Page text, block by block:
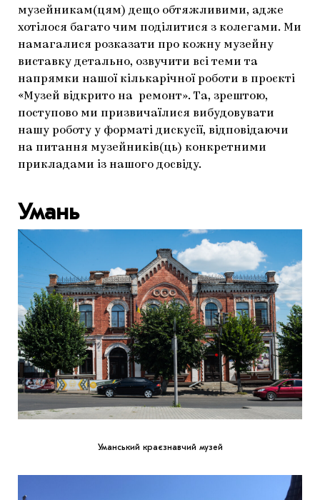
музейникам(цям) дещо обтяжливими, адже
хотілося багато чим поділитися з колегами. Ми
намагалися розказати про кожну музейну
виставку детально, озвучити всі теми та
напрямки нашої кількарічної роботи в проєкті
«Музей відкрито на ремонт». Та, зрештою,
поступово ми призвичаїлися вибудовувати
нашу роботу у форматі дискусії, відповідаючи
на питання музейників(ць) конкретними
прикладами із нашого досвіду.
Умань
Уманський краєзнавчий музей